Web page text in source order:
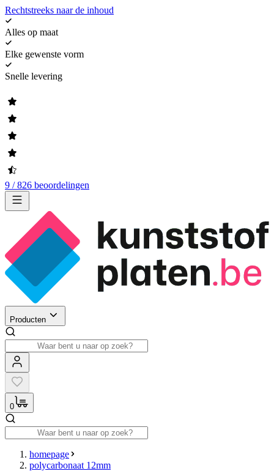
Rechtstreeks naar de inhoud
Alles op maat
Elke gewenste vorm
Snelle levering
9 / 826 beoordelingen
Producten
0
homepage
polycarbonaat 12mm